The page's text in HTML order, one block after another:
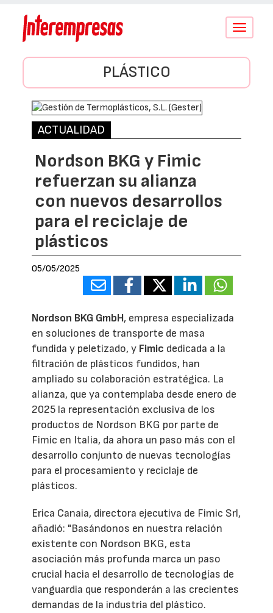
Conmutar
PLÁSTICO
ACTUALIDAD
Nordson BKG y Fimic
refuerzan su alianza
con nuevos desarrollos
para el reciclaje de
plásticos
05/05/2025
Nordson BKG GmbH, empresa especializada
en soluciones de transporte de masa
fundida y peletizado, y Fimic dedicada a la
filtración de plásticos fundidos, han
ampliado su colaboración estratégica. La
alianza, que ya contemplaba desde enero de
2025 la representación exclusiva de los
productos de Nordson BKG por parte de
Fimic en Italia, da ahora un paso más con el
desarrollo conjunto de nuevas tecnologías
para el procesamiento y reciclaje de
plásticos.
Erica Canaia, directora ejecutiva de Fimic Srl,
añadió: "Basándonos en nuestra relación
existente con Nordson BKG, esta
asociación más profunda marca un paso
crucial hacia el desarrollo de tecnologías de
vanguardia que responderán a las crecientes
demandas de la industria del plástico.